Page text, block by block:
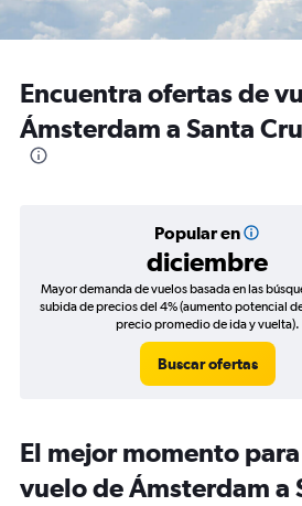
Encuentra ofertas de
Ámsterdam a Santa
Popular en
diciembre
Mayor demanda de vuelos basada en las
subida de precios del 4% (aumento potencial
precio promedio de ida y vuelta).
Buscar ofertas
El mejor momento
vuelo de Ámsterdam a